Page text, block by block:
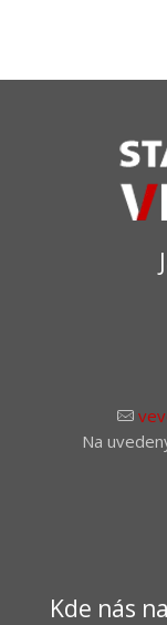
Na
Kde nás